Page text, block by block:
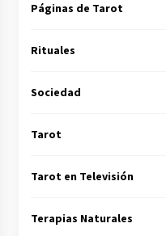
Páginas de Tarot
Rituales
Sociedad
Tarot
Tarot en Televisión
Terapias Naturales